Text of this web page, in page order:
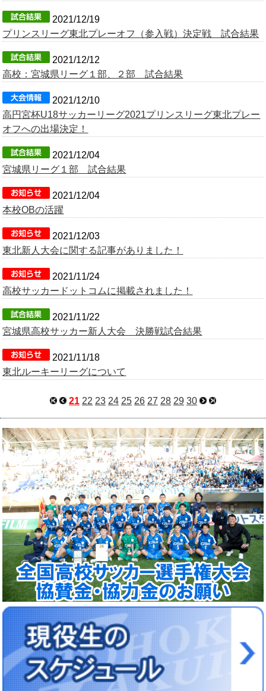
2021/12/19
プリンスリーグ東北プレーオフ（参入戦）決定戦 試合結果
2021/12/12
高校：宮城県リーグ１部、２部 試合結果
2021/12/10
高円宮杯U18サッカーリーグ2021プリンスリーグ東北プレー
オフへの出場決定！
2021/12/04
宮城県リーグ１部 試合結果
2021/12/04
本校OBの活躍
2021/12/03
東北新人大会に関する記事がありました！
2021/11/24
高校サッカードットコムに掲載されました！
2021/11/22
宮城県高校サッカー新人大会 決勝戦試合結果
2021/11/18
東北ルーキーリーグについて
21 22 23 24 25 26 27 28 29 30